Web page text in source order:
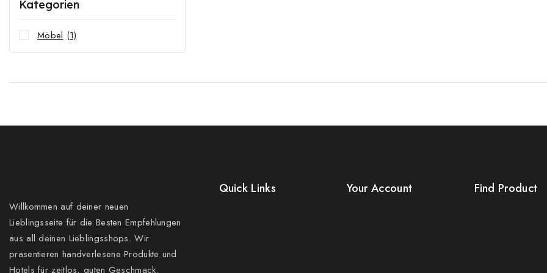
Kategorien
Möbel (1)
Willkommen auf deiner neuen
Lieblingsseite für die Besten Empfehlungen
aus all deinen Lieblingsshops. Wir
präsentieren handverlesene Produkte und
Hotels für zeitlos, guten Geschmack.
Quick Links Your Account Find Product